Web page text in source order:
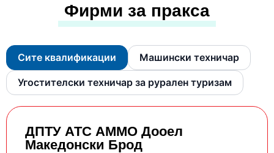
Фирми за пракса
Сите квалификации Машински техничар
Угостителски техничар за рурален туризам
ДПТУ АТС АММО Дооел
Македонски Брод